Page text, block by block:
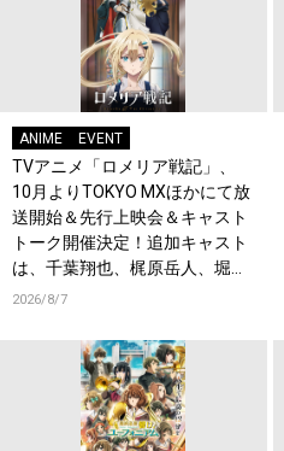
ANIME EVENT
TVアニメ「ロメリア戦記」、
10月よりTOKYO MXほかにて放
送開始＆先行上映会＆キャスト
トーク開催決定！追加キャスト
は、千葉翔也、梶原岳人、堀江
瞬、綿貫竜之介！PV第1弾公
2026/8/7